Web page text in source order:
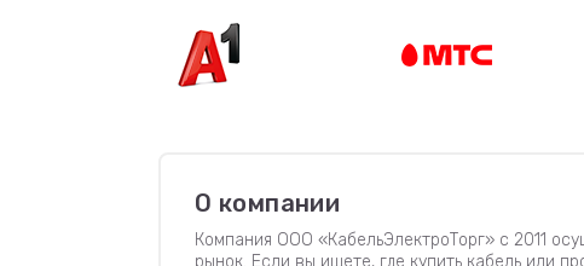
О компании
Компания ООО «КабельЭлектроТорг» с 2011
рынок. Если вы ищете, где купить кабель или